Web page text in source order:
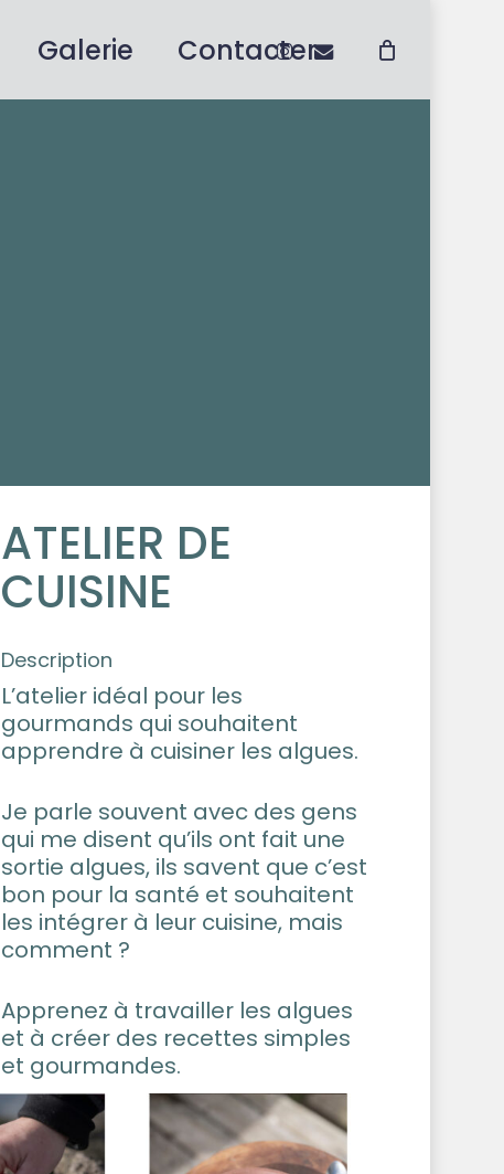
Galerie Contacterinstagram
email
ATELIER DE
CUISINE
Description
L’atelier idéal pour les
gourmands qui souhaitent
apprendre à cuisiner les algues.
Je parle souvent avec des gens
qui me disent qu’ils ont fait une
sortie algues, ils savent que c’est
bon pour la santé et souhaitent
les intégrer à leur cuisine, mais
comment ?
Apprenez à travailler les algues
et à créer des recettes simples
et gourmandes.